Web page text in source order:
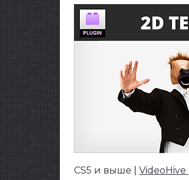
CS5 и выше | VideoHive